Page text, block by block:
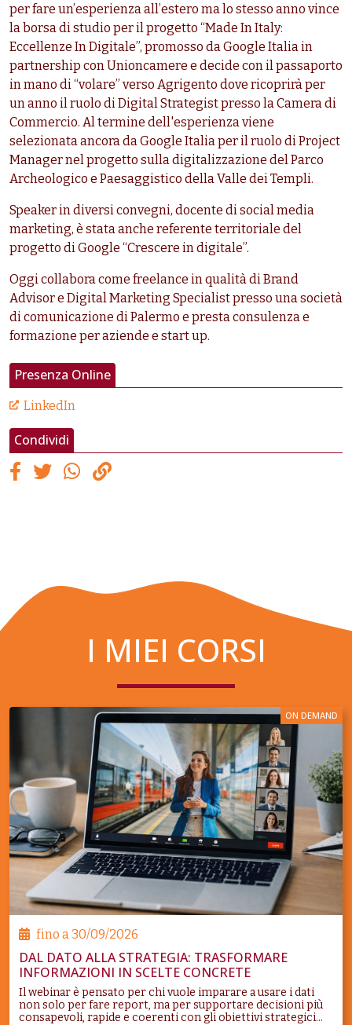
per fare un’esperienza all’estero ma lo stesso anno vince
la borsa di studio per il progetto “Made In Italy:
Eccellenze In Digitale”, promosso da Google Italia in
partnership con Unioncamere e decide con il passaporto
in mano di “volare” verso Agrigento dove ricoprirà per
un anno il ruolo di Digital Strategist presso la Camera di
Commercio. Al termine dell'esperienza viene
selezionata ancora da Google Italia per il ruolo di Project
Manager nel progetto sulla digitalizzazione del Parco
Archeologico e Paesaggistico della Valle dei Templi.
Speaker in diversi convegni, docente di social media
marketing, è stata anche referente territoriale del
progetto di Google “Crescere in digitale”.
Oggi collabora come freelance in qualità di Brand
Advisor e Digital Marketing Specialist presso una società
di comunicazione di Palermo e presta consulenza e
formazione per aziende e start up.
Presenza Online
LinkedIn
Condividi
I MIEI CORSI
ON DEMAND
fino a 30/09/2026
DAL DATO ALLA STRATEGIA: TRASFORMARE
INFORMAZIONI IN SCELTE CONCRETE
Il webinar è pensato per chi vuole imparare a usare i dati
non solo per fare report, ma per supportare decisioni più
consapevoli, rapide e coerenti con gli obiettivi strategici...